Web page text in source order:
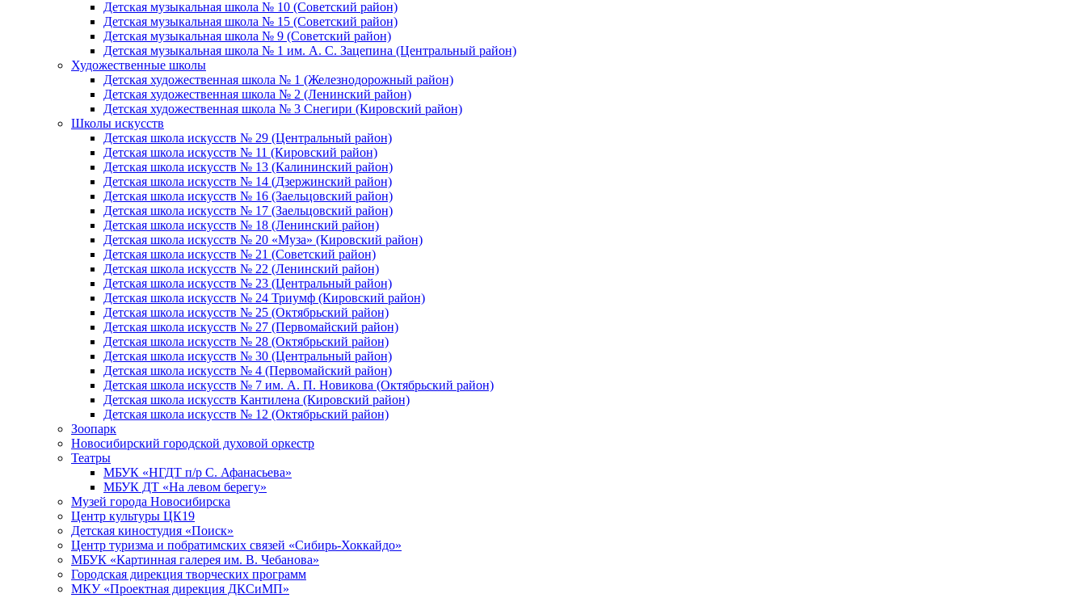
Детская музыкальная школа № 10 (Советский район)
Детская музыкальная школа № 15 (Советский район)
Детская музыкальная школа № 9 (Советский район)
Детская музыкальная школа № 1 им. А. С. Зацепина (Центральный район)
Художественные школы
Детская художественная школа № 1 (Железнодорожный район)
Детская художественная школа № 2 (Ленинский район)
Детская художественная школа № 3 Снегири (Кировский район)
Школы искусств
Детская школа искусств № 29 (Центральный район)
Детская школа искусств № 11 (Кировский район)
Детская школа искусств № 13 (Калининский район)
Детская школа искусств № 14 (Дзержинский район)
Детская школа искусств № 16 (Заельцовский район)
Детская школа искусств № 17 (Заельцовский район)
Детская школа искусств № 18 (Ленинский район)
Детская школа искусств № 20 «Муза» (Кировский район)
Детская школа искусств № 21 (Советский район)
Детская школа искусств № 22 (Ленинский район)
Детская школа искусств № 23 (Центральный район)
Детская школа искусств № 24 Триумф (Кировский район)
Детская школа искусств № 25 (Октябрьский район)
Детская школа искусств № 27 (Первомайский район)
Детская школа искусств № 28 (Октябрьский район)
Детская школа искусств № 30 (Центральный район)
Детская школа искусств № 4 (Первомайский район)
Детская школа искусств № 7 им. А. П. Новикова (Октябрьский район)
Детская школа искусств Кантилена (Кировский район)
Детская школа искусств № 12 (Октябрьский район)
Зоопарк
Новосибирский городской духовой оркестр
Театры
МБУК «НГДТ п/р С. Афанасьева»
МБУК ДТ «На левом берегу»
Музей города Новосибирска
Центр культуры ЦК19
Детская киностудия «Поиск»
Центр туризма и побратимских связей «Сибирь-Хоккайдо»
МБУК «Картинная галерея им. В. Чебанова»
Городская дирекция творческих программ
МКУ «Проектная дирекция ДКСиМП»